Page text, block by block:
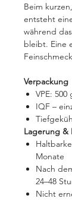
Beim
entsteht
während
bleibt. Eine
Verpackung
VPE:
IQF –
Lagerung &
Monate
Nach
24–48
Nicht